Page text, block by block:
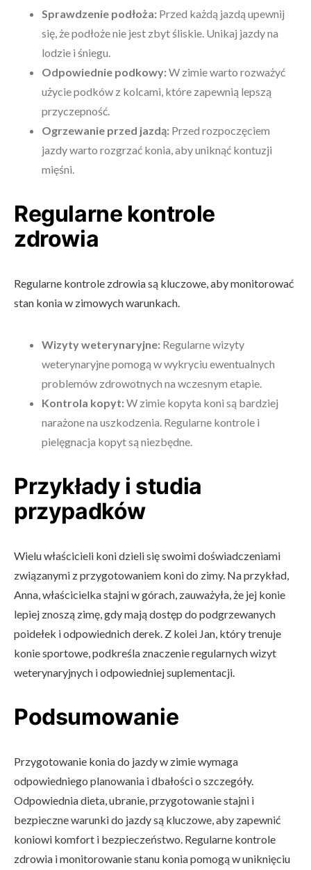
Sprawdzenie podłoża: Przed każdą jazdą upewnij
się, że podłoże nie jest zbyt śliskie. Unikaj jazdy na
lodzie i śniegu.
Odpowiednie podkowy:W zimie warto rozważyć
użycie podków z kolcami, które zapewnią lepszą
przyczepność.
Ogrzewanie przed jazdą: Przed rozpoczęciem
jazdy warto rozgrzać konia, aby uniknąć kontuzji
mięśni.
Regularne kontrole
zdrowia
Regularne kontrole zdrowia są kluczowe, aby monitorować
stan konia w zimowych warunkach.
Wizyty weterynaryjne: Regularne wizyty
weterynaryjne pomogą w wykryciu ewentualnych
problemów zdrowotnych na wczesnym etapie.
Kontrola kopyt:W zimie kopyta koni są bardziej
narażone na uszkodzenia. Regularne kontrole i
pielęgnacja kopyt są niezbędne.
Przykłady i studia
przypadków
Wielu właścicieli koni dzieli się swoimi doświadczeniami
związanymi z przygotowaniem koni do zimy. Na przykład,
Anna, właścicielka stajni w górach, zauważyła, że jej konie
lepiej znoszą zimę, gdy mają dostęp do podgrzewanych
poidełek i odpowiednich derek. Z kolei Jan, który trenuje
konie sportowe, podkreśla znaczenie regularnych wizyt
weterynaryjnych i odpowiedniej suplementacji.
Podsumowanie
Przygotowanie konia do jazdy w zimie wymaga
odpowiedniego planowania i dbałości o szczegóły.
Odpowiednia dieta, ubranie, przygotowanie stajni i
bezpieczne warunki do jazdy są kluczowe, aby zapewnić
koniowi komfort i bezpieczeństwo. Regularne kontrole
zdrowia i monitorowanie stanu konia pomogą w uniknięciu